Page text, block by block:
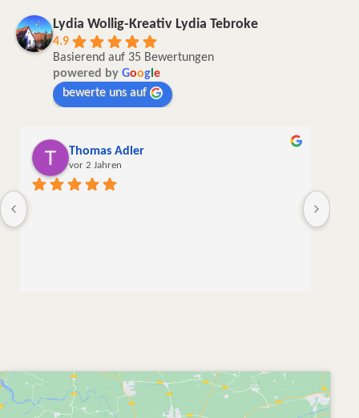
Lydia Wollig-Kreativ Lydia Tebroke
4.9
Basierend auf 35 Bewertungen
powered by Goog e
bewerte uns auf
Thomas Adler
vor 2 Jahren